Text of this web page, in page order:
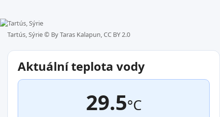
Tartús, Sýrie © By Taras Kalapun, CC BY 2.0
Aktuální teplota vody
29.5°C